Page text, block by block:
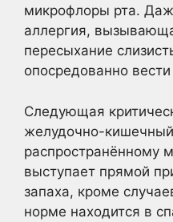
микрофлоры рта.
аллергия,
пересыхание
опосредованно вести
Следующая
желудочно-кишечный
распространённому
выступает прямой
запаха, кроме
норме находится в